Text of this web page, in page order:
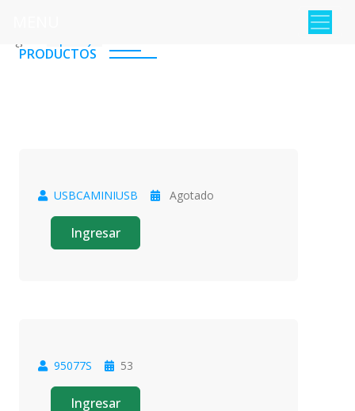
PRODUCTOS
1 2
Oferta
USBCAMINIUSB Agotado
Ingresar
Oferta
95077S 53
Ingresar